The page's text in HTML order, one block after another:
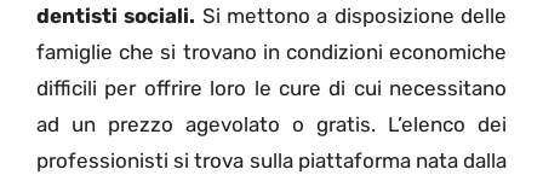
dentisti sociali. Si mettono a disposizione delle
famiglie che si trovano in condizioni economiche
difficili per offrire loro le cure di cui necessitano
ad un prezzo agevolato o gratis. L’elenco dei
professionisti si trova sulla piattaforma nata dalla